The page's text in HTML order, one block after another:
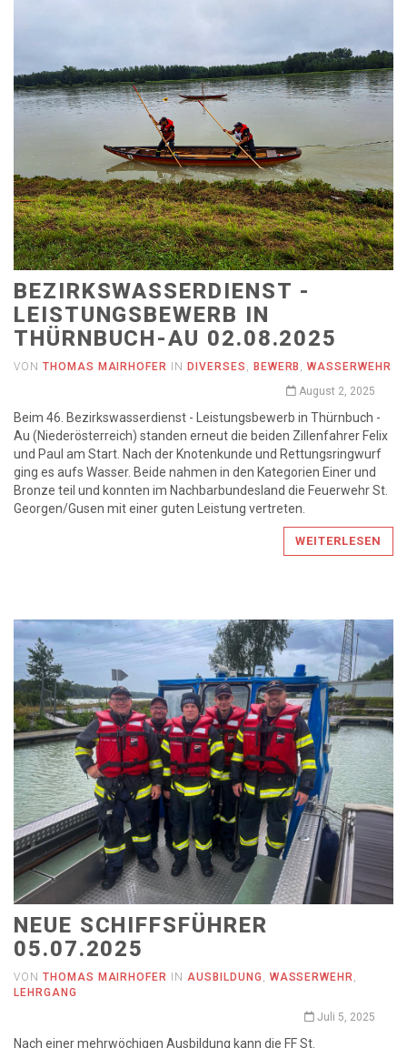
BEZIRKSWASSERDIENST -
LEISTUNGSBEWERB IN
THÜRNBUCH-AU 02.08.2025
VON THOMAS MAIRHOFER IN DIVERSES , BEWERB ,WASSERWEHR
August 2, 2025
Beim 46. Bezirkswasserdienst - Leistungsbewerb in Thürnbuch -
Au (Niederösterreich) standen erneut die beiden Zillenfahrer Felix
und Paul am Start. Nach der Knotenkunde und Rettungsringwurf
ging es aufs Wasser. Beide nahmen in den Kategorien Einer und
Bronze teil und konnten im Nachbarbundesland die Feuerwehr St.
Georgen/Gusen mit einer guten Leistung vertreten.
WEITERLESEN
NEUE SCHIFFSFÜHRER
05.07.2025
VON THOMAS MAIRHOFER INAUSBILDUNG , WASSERWEHR,
LEHRGANG
Juli 5, 2025
Nach einer mehrwöchigen Ausbildung kann die FF St.